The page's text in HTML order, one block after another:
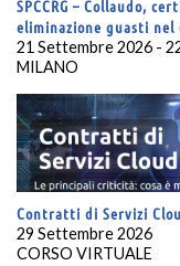
SPCCRG – Collaudo,
eliminazione guasti nel
21 Settembre 2026 -
MILANO
Contratti di Servizi
29 Settembre 2026
CORSO VIRTUALE